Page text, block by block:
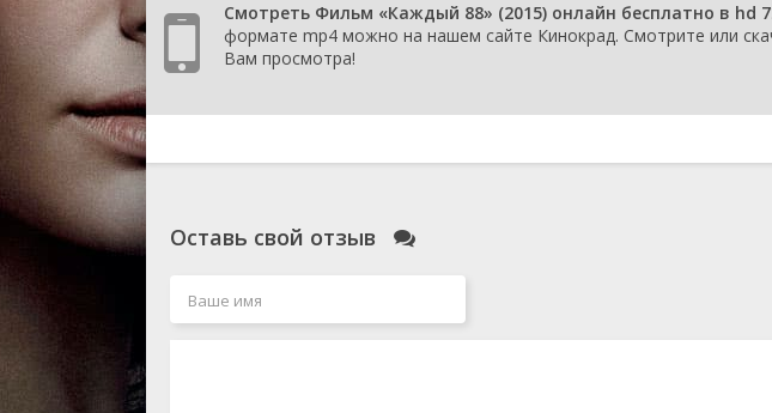
Смотреть Фильм «Каждый 88» (2015) онлайн бесплатно в hd
формате mp4 можно на нашем сайте Кинокрад. Смотрите или
Вам просмотра!
Оставь свой отзыв